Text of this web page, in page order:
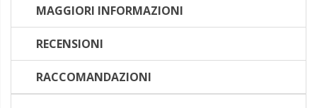
MAGGIORI INFORMAZIONI
RECENSIONI
RACCOMANDAZIONI